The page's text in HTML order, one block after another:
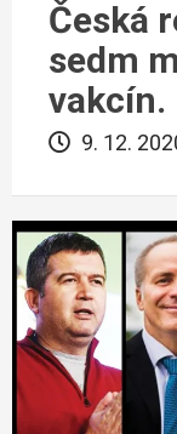
Česká
sedm
vakcín.
9. 12.